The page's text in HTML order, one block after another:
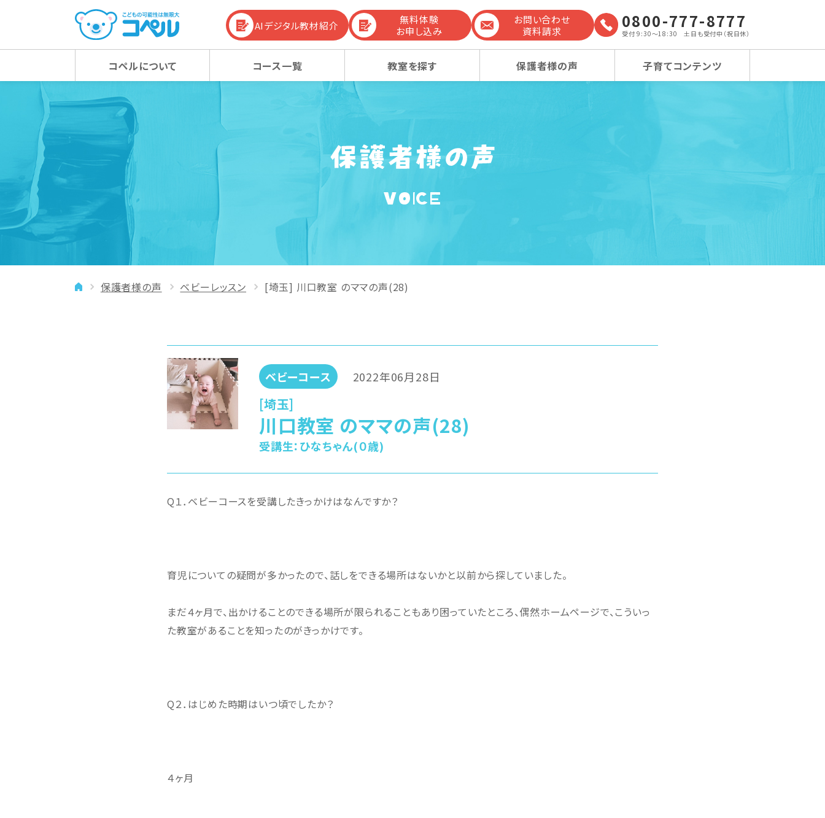
コペルについて
コペルの教育方針
コペルの教育方針 TOP
100%の力を引き出す
心の子育て
潜在能力を引き出す
年齢に合わせた学習法
「やりたい」を引き出す
選ばれる理由
新着情報
新着情報 TOP
お知らせ
イベント
コース一覧
幼児コース 幼稚園受験コース
マタニティクラス
教室を探す 保護者様の声
幼児コース 幼稚園受験コース
マタニティクラス 感動ストーリー
子育てコンテンツ
幼児教育お役立ち情報
AIデジタル教材紹介
無料体験
お申し込み
お問い合わせ
資料請求
0800-777-8777
受付 9:30～18:30 土日も受付中（祝日休）
VOICE
保護者様の声 ベビーレッスン [埼玉] 川口教室 のママの声(28)
ベビーコース 2022年06月28日
[埼玉]
川口教室 のママの声(28)
受講生：ひなちゃん(０歳)
Q１．ベビーコースを受講したきっかけはなんですか？
育児についての疑問が多かったので、話しをできる場所はないかと以前から探していました。
まだ４ヶ月で、出かけることのできる場所が限られることもあり困っていたところ、偶然ホームページで、こういっ
た教室があることを知ったのがきっかけです。
Q２．はじめた時期はいつ頃でしたか？
４ヶ月